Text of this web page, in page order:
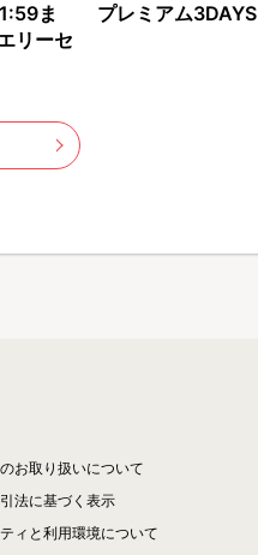
ま
リーセ
プレミアム3DAYS
お取り扱いについて
法に基づく表示
ィと利用環境について